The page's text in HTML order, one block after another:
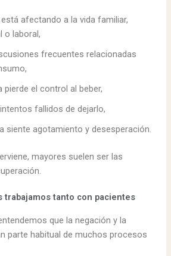
afectando a la vida familiar,
o laboral,
frecuentes relacionadas
pierde el control al beber,
fallidos de dejarlo,
siente agotamiento y desesperación.
mayores suelen ser las
trabajamos tanto con pacientes
que la negación y la
parte habitual de muchos procesos